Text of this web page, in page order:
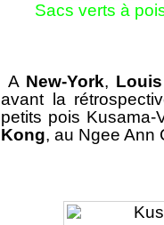
Sacs verts à
A New-York,
avant la
petits pois Kusama-
Kong, au Ngee Ann